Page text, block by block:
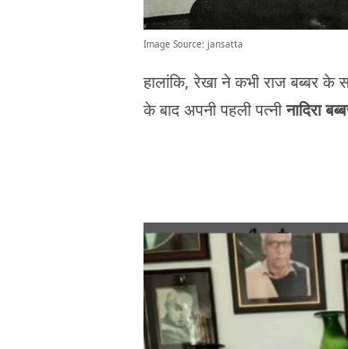
Image Source: jansatta
हालांकि, रेखा ने कभी राज बब्बर के
के बाद अपनी पहली पत्नीनादिरा